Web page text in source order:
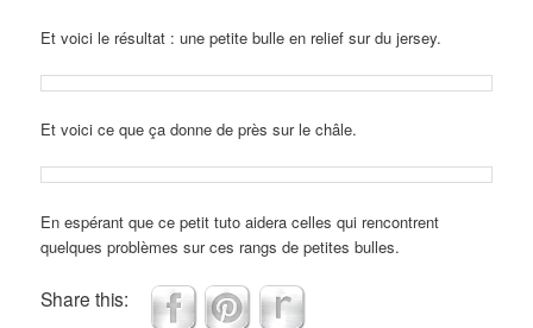
Et voici le résultat : une petite bulle en relief sur du jersey.
Et voici ce que ça donne de près sur le châle.
En espérant que ce petit tuto aidera celles qui rencontrent
quelques problèmes sur ces rangs de petites bulles.
Share this: